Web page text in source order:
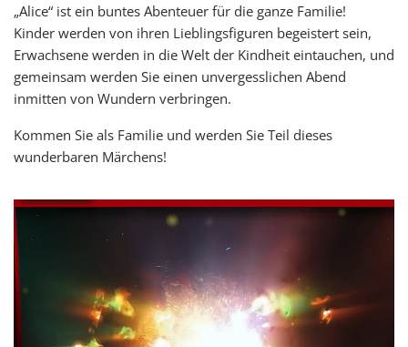
„Alice“ ist ein buntes Abenteuer für die ganze Familie!
Kinder werden von ihren Lieblingsfiguren begeistert sein,
Erwachsene werden in die Welt der Kindheit eintauchen, und
gemeinsam werden Sie einen unvergesslichen Abend
inmitten von Wundern verbringen.
Kommen Sie als Familie und werden Sie Teil dieses
wunderbaren Märchens!
V
d
e
o